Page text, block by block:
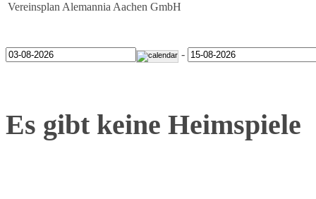
Vereinsplan Alemannia Aachen GmbH
-
Es gibt keine Heimspiele